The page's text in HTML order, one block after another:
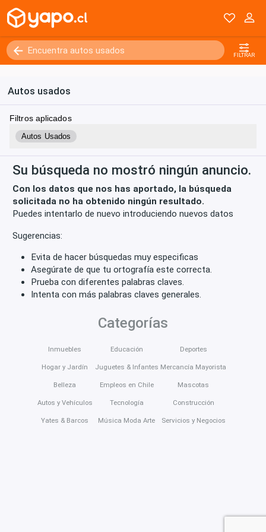
FILTRAR
Autos usados
Filtros aplicados
Autos Usados
Su búsqueda no mostró ningún anuncio.
Con los datos que nos has aportado, la búsqueda
solicitada no ha obtenido ningún resultado.
Puedes intentarlo de nuevo introduciendo nuevos datos
Sugerencias:
Evita de hacer búsquedas muy especificas
Asegúrate de que tu ortografía este correcta.
Prueba con diferentes palabras claves.
Intenta con más palabras claves generales.
Categorías
Inmuebles
Hogar y Jardín
Belleza
Autos y Vehículos
Yates & Barcos
Educación
Juguetes & Infantes
Empleos en Chile
Tecnología
Música Moda Arte
Deportes
Mercancía Mayorista
Mascotas
Construcción
Servicios y Negocios
Kilómetros